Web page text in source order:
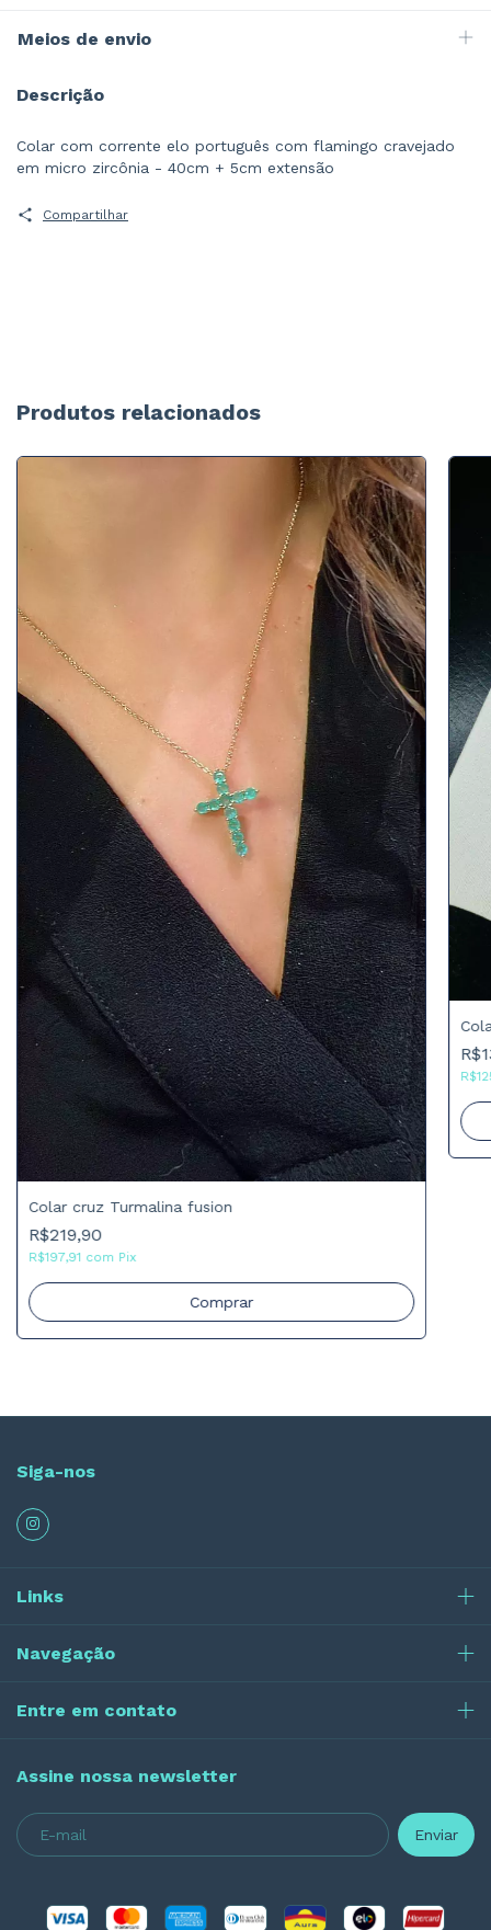
Meios de envio
Descrição
Colar com corrente elo português com flamingo cravejado
em micro zircônia - 40cm + 5cm extensão
Compartilhar
Produtos relacionados
Colar cruz Turmalina fusion
R$219,90
R$197,91 com Pix
Comprar
Siga-nos
Links
Navegação
Entre em contato
Assine nossa newsletter